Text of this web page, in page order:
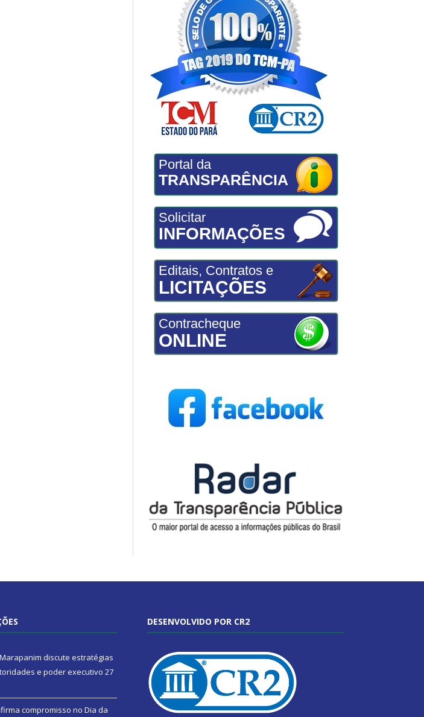
Portal da
TRANSPARÊNCIA
Solicitar
INFORMAÇÕES
Editais, Contratos e
LICITAÇÕES
Contracheque
ONLINE
discute estratégias
e poder executivo 27
compromisso no Dia da
DESENVOLVIDO POR CR2